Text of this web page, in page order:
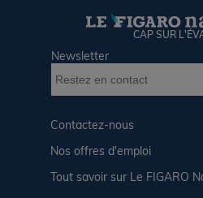
CAP SUR
Newsletter
Contactez-nous
Nos offres d'emploi
Tout savoir sur Le FIGARO